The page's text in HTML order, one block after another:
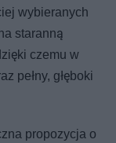
wybieranych
staranną
czemu w
pełny, głęboki
propozycja o